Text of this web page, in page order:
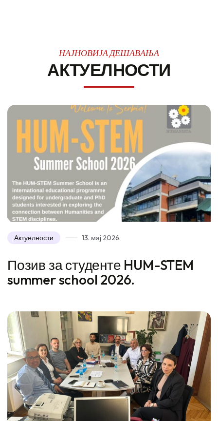
НАЈНОВИЈА ДЕШАВАЊА
АКТУЕЛНОСТИ
Актуелности 13. мај 2026.
Позив за студенте HUM-STEM
summer school 2026.